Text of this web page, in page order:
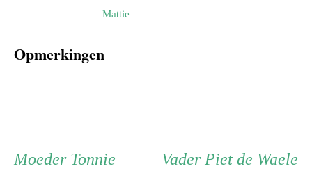
Mattie
Opmerkingen
Vader Vader
Piet de Waele
Moeder Moeder
Tonnie